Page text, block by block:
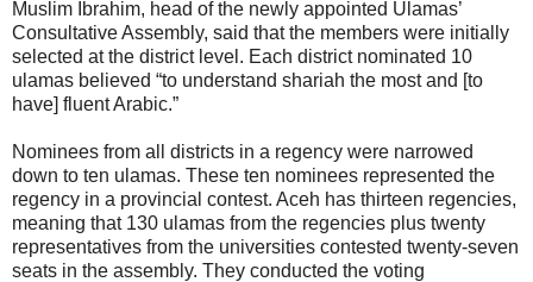
Muslim Ibrahim, head of the newly appointed Ulamas’
Consultative Assembly, said that the members were initially
selected at the district level. Each district nominated 10
ulamas believed “to understand shariah the most and [to
have] fluent Arabic.”
Nominees from all districts in a regency were narrowed
down to ten ulamas. These ten nominees represented the
regency in a provincial contest. Aceh has thirteen regencies,
meaning that 130 ulamas from the regencies plus twenty
representatives from the universities contested twenty-seven
seats in the assembly. They conducted the voting